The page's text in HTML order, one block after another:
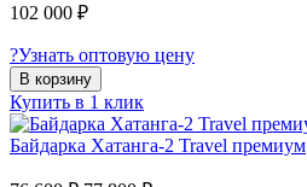
102 000 ₽
?Узнать оптовую цену
В корзину
Купить в 1 клик
Байдарка Хатанга-2 Travel премиум